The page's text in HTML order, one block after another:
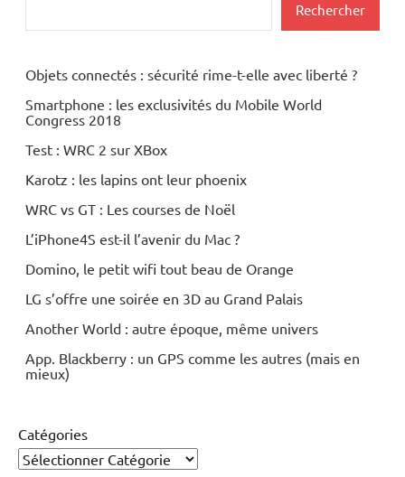
Rechercher
Objets connectés : sécurité rime-t-elle avec liberté ?
Smartphone : les exclusivités du Mobile World
Congress 2018
Test : WRC 2 sur XBox
Karotz : les lapins ont leur phoenix
WRC vs GT : Les courses de Noël
L’iPhone4S est-il l’avenir du Mac ?
Domino, le petit wifi tout beau de Orange
LG s’offre une soirée en 3D au Grand Palais
Another World : autre époque, même univers
App. Blackberry : un GPS comme les autres (mais en
mieux)
Catégories